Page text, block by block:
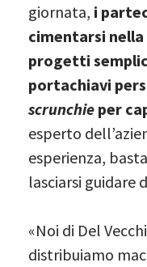
giornata, i
cimentarsi
progetti
portachiavi
scrunchie per
esperto
esperienza,
lasciarsi guidare
«Noi di Del
distribuiamo